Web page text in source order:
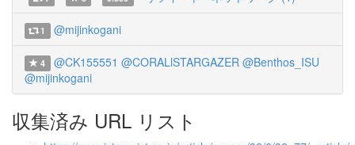
1 @mijinkogani
4 @CK155551 @CORALlSTARGAZER @Benthos_ISU
@mijinkogani
収集済み URL リスト